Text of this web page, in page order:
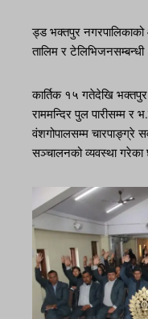
ड्ड भक्तपुर
तालिम र
कार्तिक १५ गतेदेखि
राममन्दिर पुल पारीसम्म र
वंशगोपालसम्म चारपाङ्ग्रे
सञ्चालनको व्यवस्था गरेका